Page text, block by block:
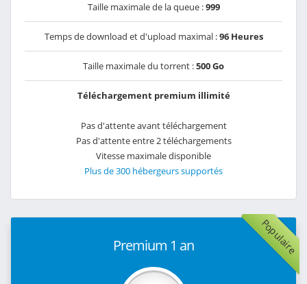
Taille maximale de la queue :999
Temps de download et d'upload maximal :96 Heures
Taille maximale du torrent :500 Go
Téléchargement premium illimité
Pas d'attente avant téléchargement
Pas d'attente entre 2 téléchargements
Vitesse maximale disponible
Plus de 300 hébergeurs supportés
Populaire
Premium 1 an